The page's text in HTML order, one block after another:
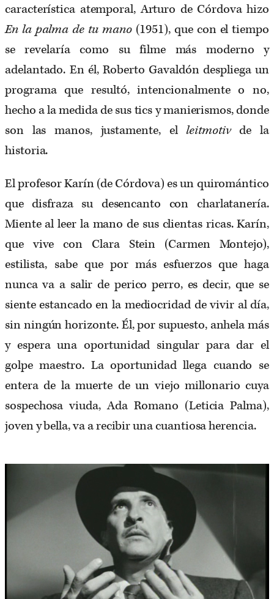
característica atemporal, Arturo de Córdova hizo
En la palma de tu mano(1951), que con el tiempo
se revelaría como su filme más moderno y
adelantado. En él, Roberto Gavaldón despliega un
programa que resultó, intencionalmente o no,
hecho a la medida de sus tics y manierismos, donde
son las manos, justamente, elleitmotivde la
historia.
El profesor Karín (de Córdova) es un quiromántico
que disfraza su desencanto con charlatanería.
Miente al leer la mano de sus clientas ricas. Karín,
que vive con Clara Stein (Carmen Montejo),
estilista, sabe que por más esfuerzos que haga
nunca va a salir de perico perro, es decir, que se
siente estancado en la mediocridad de vivir al día,
sin ningún horizonte. Él, por supuesto, anhela más
y espera una oportunidad singular para dar el
golpe maestro. La oportunidad llega cuando se
entera de la muerte de un viejo millonario cuya
sospechosa viuda, Ada Romano (Leticia Palma),
joven y bella, va a recibir una cuantiosa herencia.